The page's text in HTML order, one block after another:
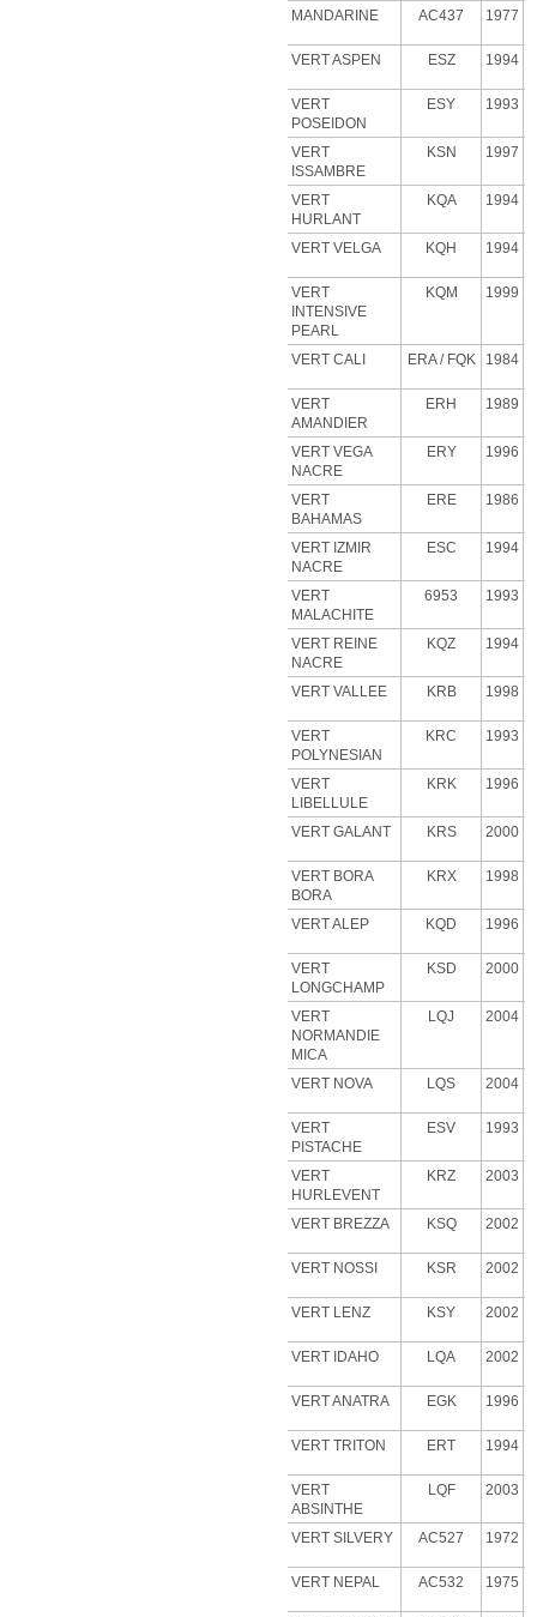
MANDARINE AC437 1977
VERT ASPEN ESZ 1994
VERT
POSEIDON
ESY 1993
VERT
ISSAMBRE
KSN 1997
VERT
HURLANT
KQA 1994
VERT VELGA KQH 1994
VERT
INTENSIVE
PEARL
KQM 1999
VERT CALI ERA/ FQK 1984
VERT
AMANDIER
ERH 1989
VERT VEGA
NACRE
ERY 1996
VERT
BAHAMAS
ERE 1986
VERT IZMIR
NACRE
ESC 1994
VERT
MALACHITE
6953 1993
VERT REINE
NACRE
KQZ 1994
VERT VALLEE KRB 1998
VERT
POLYNESIAN
KRC 1993
VERT
LIBELLULE
KRK 1996
VERT GALANT KRS 2000
VERT BORA
BORA
KRX 1998
VERT ALEP KQD 1996
VERT
LONGCHAMP
KSD 2000
VERT
NORMANDIE
MICA
LQJ 2004
VERT NOVA LQS 2004
VERT
PISTACHE
ESV 1993
VERT
HURLEVENT
KRZ 2003
VERT BREZZA KSQ 2002
VERT NOSSI KSR 2002
VERT LENZ KSY 2002
VERT IDAHO LQA 2002
VERT ANATRA EGK 1996
VERT TRITON ERT 1994
VERT
ABSINTHE
LQF 2003
VERT SILVERY AC527 1972
VERT NEPAL AC532 1975